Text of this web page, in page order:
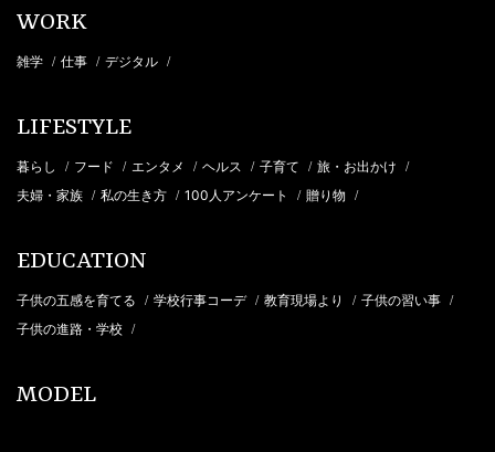
WORK
雑学 / 仕事 / デジタル /
LIFESTYLE
暮らし / フード / エンタメ / ヘルス / 子育て / 旅・お出かけ /
夫婦・家族 / 私の生き方 / 100人アンケート / 贈り物 /
EDUCATION
子供の五感を育てる / 学校行事コーデ / 教育現場より / 子供の習い事 /
子供の進路・学校 /
MODEL